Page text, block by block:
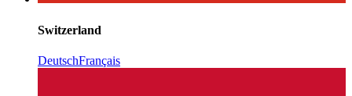
Switzerland
DeutschFrançais